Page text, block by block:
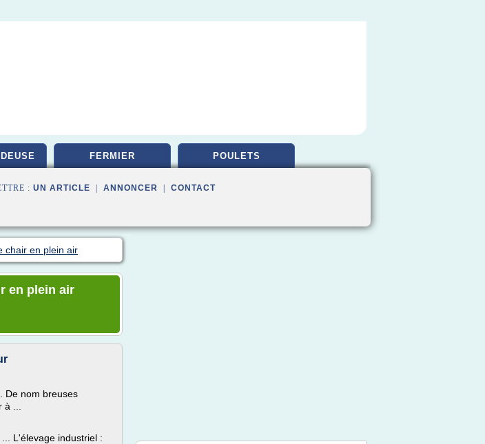
FERMIER POULETS
: UN ARTICLE ANNONCER CONTACT
chair en plein air
en plein air
De nom breuses
...
L'élevage industriel :